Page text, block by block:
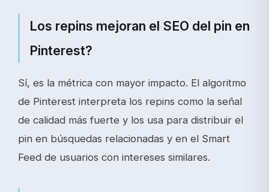
Los repins mejoran el SEO del pin en
Pinterest?
Sí, es la métrica con mayor impacto. El algoritmo
de Pinterest interpreta los repins como la señal
de calidad más fuerte y los usa para distribuir el
pin en búsquedas relacionadas y en el Smart
Feed de usuarios con intereses similares.